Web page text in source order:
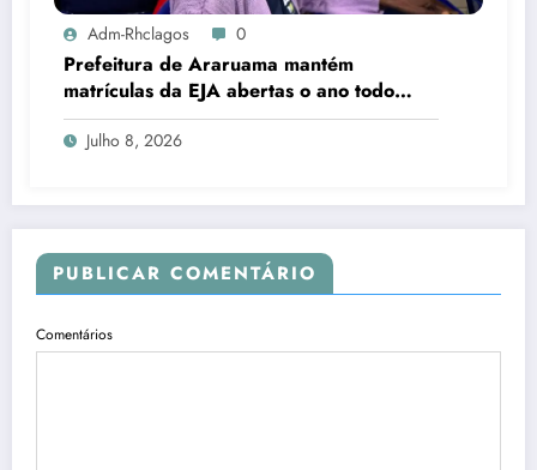
Adm-Rhclagos 0
Prefeitura de Araruama mantém
matrículas da EJA abertas o ano todo
para quem deseja concluir os estudos
Julho 8, 2026
PUBLICAR COMENTÁRIO
Comentários